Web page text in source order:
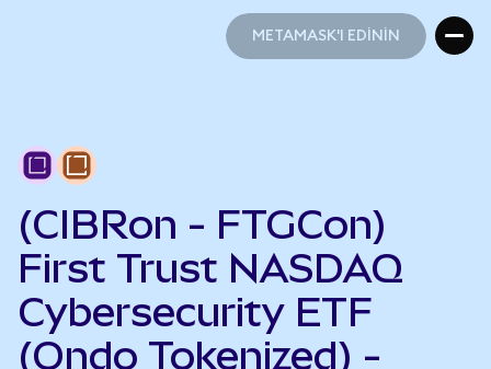
METAMASK'I EDİNİN
(CIBRon - FTGCon)
First Trust NASDAQ
Cybersecurity ETF
(Ondo Tokenized) -